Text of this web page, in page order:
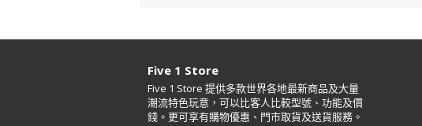
Five 1 Store
Five 1 Store 提供多款世界各地最新商品及大量
潮流特色玩意，可以比客人比較型號、功能及價
錢。更可享有購物優惠、門市取貨及送貨服務。